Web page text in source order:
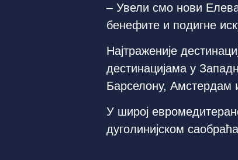
– Увели смо нови
бенефите и подигне
Најтраженије
дестинацијама у
Барселону, Амстердам
У широј
дуголинијском